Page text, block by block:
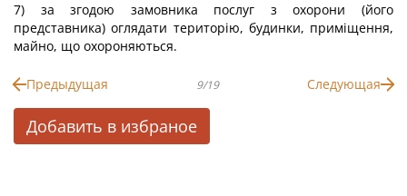
7) за згодою замовника послуг з охорони (його
представника) оглядати територію, будинки, приміщення,
майно, що охороняються.
Предыдущая 9/19 Следующая
Добавить в избраное